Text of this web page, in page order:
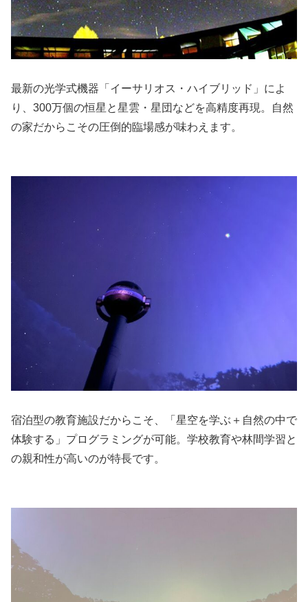
最新の光学式機器「イーサリオス・ハイブリッド」によ
り、300万個の恒星と星雲・星団などを高精度再現。自然
の家だからこその圧倒的臨場感が味わえます。
宿泊型の教育施設だからこそ、「星空を学ぶ＋自然の中で
体験する」プログラミングが可能。学校教育や林間学習と
の親和性が高いのが特長です。